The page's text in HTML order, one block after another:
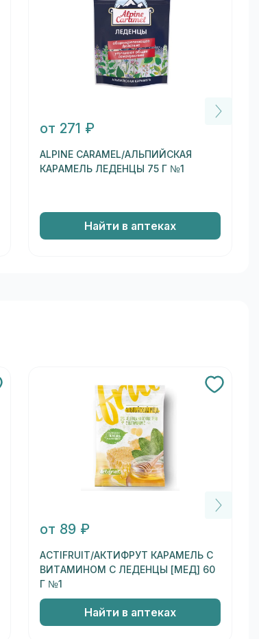
от 271 ₽
ALPINE CARAMEL/АЛЬПИЙСКАЯ
КАРАМЕЛЬ ЛЕДЕНЦЫ 75 Г №1
Найти в аптеках
от 89 ₽
ACTIFRUIT/АКТИФРУТ КАРАМЕЛЬ С
ВИТАМИНОМ С ЛЕДЕНЦЫ [МЕД] 60
Г №1
Найти в аптеках